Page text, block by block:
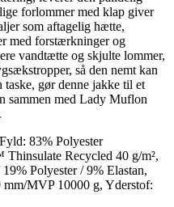
forlommer med klap giver
som aftagelig hætte,
med forstærkninger og
vandtætte og skjulte lommer,
så den nemt kan
taske, gør denne jakke til et
sammen med Lady Muflon
83% Polyester
Recycled 40 g/m²,
Polyester / 9% Elastan,
MVP 10000 g, Yderstof: